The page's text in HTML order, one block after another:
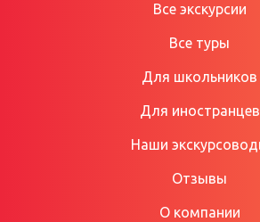
Все экскурсии
Все туры
Для школьников
Для иностранцев
Наши
Отзывы
О компании